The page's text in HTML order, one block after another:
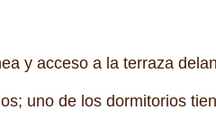
y acceso a la terraza
uno de los dormitorios